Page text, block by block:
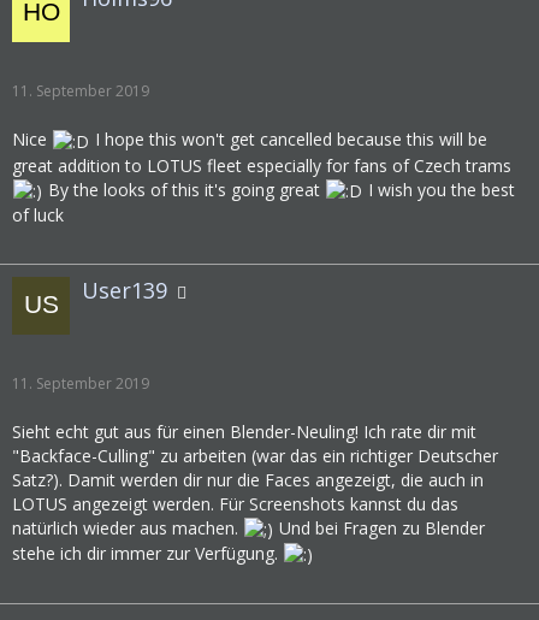
11. September 2019
Nice
I hope this won't get cancelled because this will be
great addition to LOTUS fleet especially for fans of Czech trams
By the looks of this it's going great
I wish you the best
of luck
User139
11. September 2019
Sieht echt gut aus für einen Blender-Neuling! Ich rate dir mit
"Backface-Culling" zu arbeiten (war das ein richtiger Deutscher
Satz?). Damit werden dir nur die Faces angezeigt, die auch in
LOTUS angezeigt werden. Für Screenshots kannst du das
natürlich wieder aus machen.
Und bei Fragen zu Blender
stehe ich dir immer zur Verfügung.